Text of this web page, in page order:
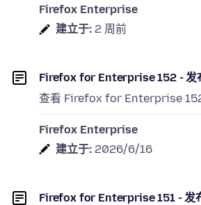
Firefox Enterprise
建立于: 2 周前
Firefox for Enterprise 152 - 发
查看 Firefox for Enterprise 152
Firefox Enterprise
建立于: 2026/6/16
Firefox for Enterprise 151 - 发